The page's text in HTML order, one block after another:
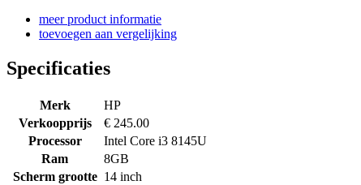
meer product informatie
toevoegen aan vergelijking
Specificaties
Merk
HP
Verkoopprijs
€ 245.00
Processor
Intel Core i3 8145U
Ram
8GB
Scherm grootte 14 inch